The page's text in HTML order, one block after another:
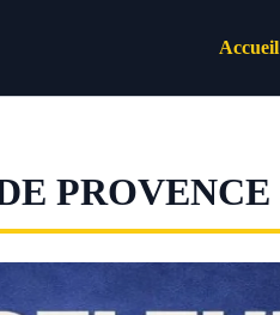
Accueil
PROVENCE